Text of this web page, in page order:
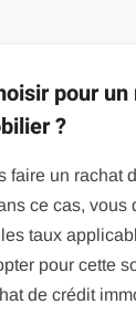
pour
?
faire un rachat
ce cas, vous
taux
pour cette
de crédit